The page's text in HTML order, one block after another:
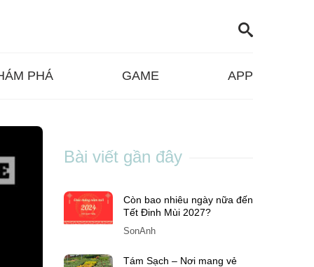
PHÁ GAME APP
Bài viết gần đây
Còn bao nhiêu ngày nữa đến
Tết Đinh Mùi 2027?
SonAnh
Tám Sạch – Nơi mang vẻ